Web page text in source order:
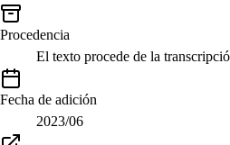
Procedencia
El texto procede de la
Fecha de adición
2023/06